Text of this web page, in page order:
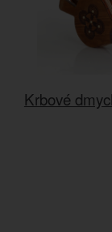
Krbové